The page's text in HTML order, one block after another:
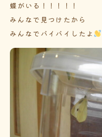
蝶がいる！！！！！
みんなで見つけたから
みんなでバイバイしたよ